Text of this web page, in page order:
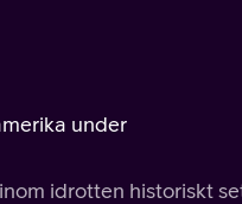
under
idrotten historiskt